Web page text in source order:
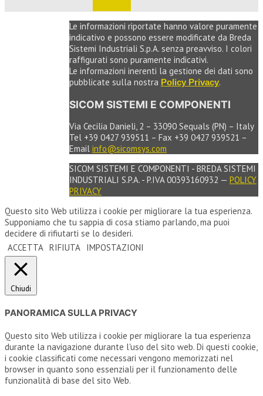
Le informazioni riportate hanno valore puramente
indicativo e possono essere modificate da Breda
Sistemi Industriali S.p.A. senza preavviso. I colori
raffigurati sono puramente indicativi.
Le informazioni inerenti la gestione dei dati sono
pubblicate sulla nostra Policy Privacy.
SICOM SISTEMI E COMPONENTI
Via Cecilia Danieli, 2 – 33090 Sequals (PN) – Italy
Tel +39 0427 939511 – Fax +39 0427 939521 –
Email info@sicomsys.com
SICOM SISTEMI E COMPONENTI - BREDA SISTEMI
INDUSTRIALI S.P.A. - P.IVA 00393160932 — POLICY
PRIVACY
Questo sito Web utilizza i cookie per migliorare la tua esperienza.
Supponiamo che tu sappia di cosa stiamo parlando, ma puoi
decidere di rifiutarti se lo desideri.
ACCETTA RIFIUTA IMPOSTAZIONI
Chiudi
PANORAMICA SULLA PRIVACY
Questo sito Web utilizza i cookie per migliorare la tua esperienza
durante la navigazione durante l'uso del sito web. Di questi cookie,
i cookie classificati come necessari vengono memorizzati nel
browser in quanto sono essenziali per il funzionamento delle
funzionalità di base del sito Web.